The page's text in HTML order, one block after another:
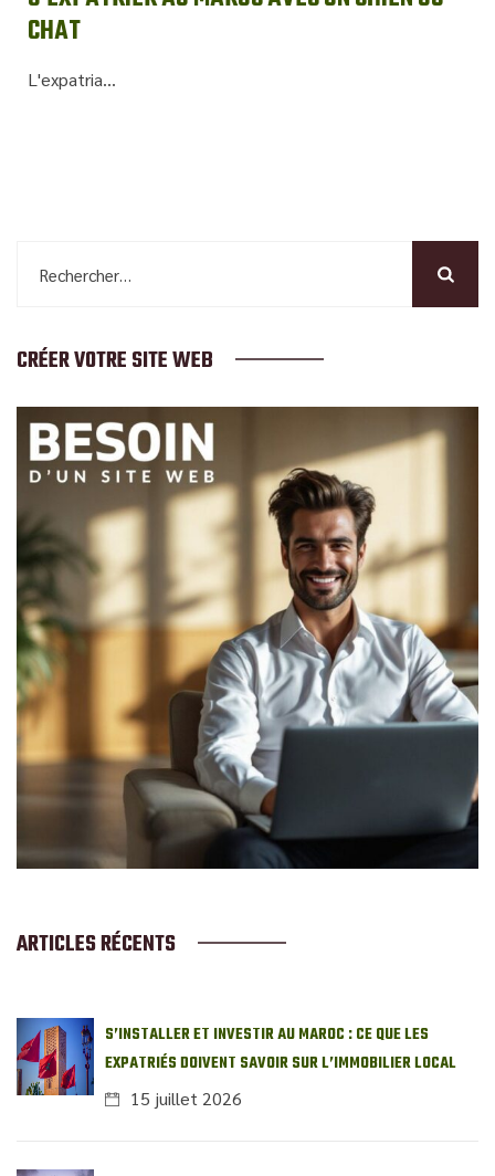
CHAT
L'expatria...
CRÉER VOTRE SITE WEB
ARTICLES RÉCENTS
S’INSTALLER ET INVESTIR AU MAROC : CE QUE LES
EXPATRIÉS DOIVENT SAVOIR SUR L’IMMOBILIER LOCAL
15 juillet 2026